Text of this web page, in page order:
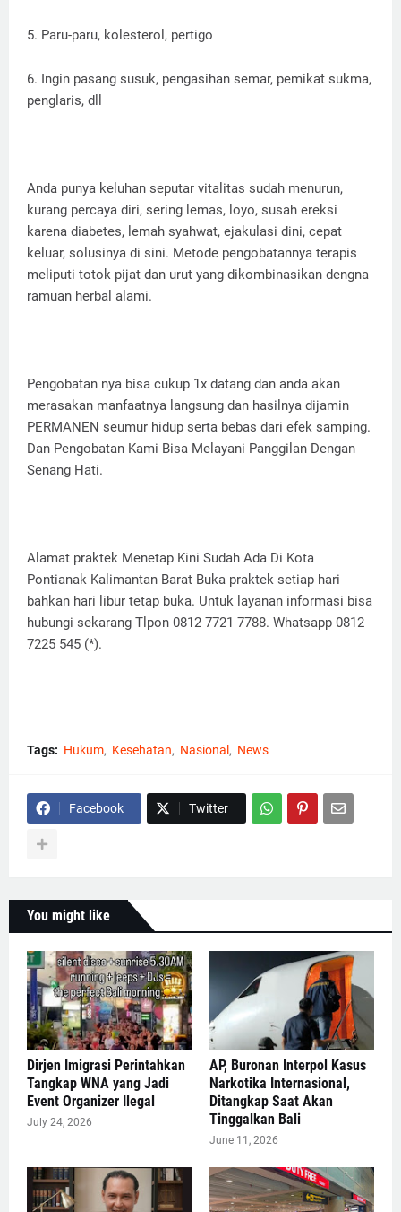
5. Paru-paru, kolesterol, pertigo
6. Ingin pasang susuk, pengasihan semar, pemikat sukma,
penglaris, dll
Anda punya keluhan seputar vitalitas sudah menurun,
kurang percaya diri, sering lemas, loyo, susah ereksi
karena diabetes, lemah syahwat, ejakulasi dini, cepat
keluar, solusinya di sini. Metode pengobatannya terapis
meliputi totok pijat dan urut yang dikombinasikan dengna
ramuan herbal alami.
Pengobatan nya bisa cukup 1x datang dan anda akan
merasakan manfaatnya langsung dan hasilnya dijamin
PERMANEN seumur hidup serta bebas dari efek samping.
Dan Pengobatan Kami Bisa Melayani Panggilan Dengan
Senang Hati.
Alamat praktek Menetap Kini Sudah Ada Di Kota
Pontianak Kalimantan Barat Buka praktek setiap hari
bahkan hari libur tetap buka. Untuk layanan informasi bisa
hubungi sekarang Tlpon 0812 7721 7788. Whatsapp 0812
7225 545 (*).
Tags: Hukum Kesehatan Nasional News
Facebook Twitter
You might like
Dirjen Imigrasi Perintahkan
Tangkap WNA yang Jadi
Event Organizer Ilegal
July 24, 2026
AP, Buronan Interpol Kasus
Narkotika Internasional,
Ditangkap Saat Akan
Tinggalkan Bali
June 11, 2026